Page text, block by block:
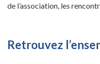
de l’association, les
Retrouvez